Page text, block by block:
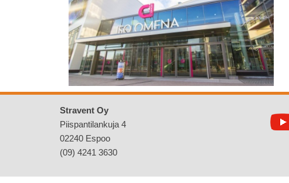
Stravent Oy
Piispantilankuja 4
02240 Espoo
(09) 4241 3630